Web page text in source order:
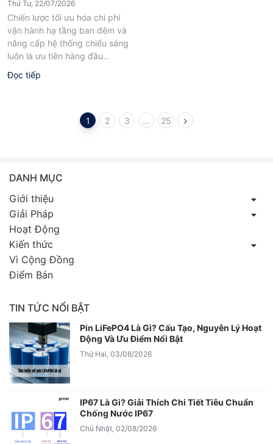
Thứ Tư, 22/07/2026
Chiến lược tối ưu hóa chi phí
vận hành hạ tầng ban đêm và
nâng cấp hệ thống chiếu sáng
luôn là ưu tiên hàng đầu...
Đọc tiếp
1 2 3 ... 25
DANH MỤC
Giới thiệu
Giải Pháp
Hoạt Động
Kiến thức
Vì Cộng Đồng
Điểm Bán
TIN TỨC NỔI BẬT
Pin LiFePO4 Là Gì? Cấu Tạo, Nguyên Lý Hoạt
Động Và Ưu Điểm Nổi Bật
Thứ Hai, 03/08/2026
IP67 Là Gì? Giải Thích Chi Tiết Tiêu Chuẩn
Chống Nước IP67
Chủ Nhật, 02/08/2026